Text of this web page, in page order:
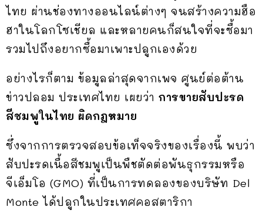
ไทย ผ่านช่องทางออนไลน์ต่างๆ จนสร้างความฮือ
ฮาในโลกโซเชียล และหลายคนก็สนใจที่จะซื้อมา
รวมไปถึงอยากซื้อมาเพาะปลูกเองด้วย
อย่างไรก็ตาม ข้อมูลล่าสุดจากเพจ ศูนย์ต่อต้าน
ข่าวปลอม ประเทศไทย เผยว่า การขายสับปะรด
สีชมพูในไทย ผิดกฎหมาย
ซึ่งจากการตรวจสอบข้อเท็จจริงของเรื่องนี้ พบว่า
สับปะรดเนื้อสีชมพูเป็นพืชตัดต่อพันธุกรรมหรือ
จีเอ็มโอ (GMO) ที่เป็นการทดลองของบริษัท Del
Monte ได้ปลูกในประเทศคอสตาริกา